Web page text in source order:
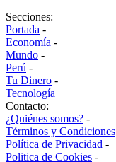
Secciones:
Portada -
Economía -
Mundo -
Perú -
Tu Dinero -
Tecnología
Contacto:
¿Quiénes somos? -
Términos y Condiciones
Política de Privacidad -
Politica de Cookies -